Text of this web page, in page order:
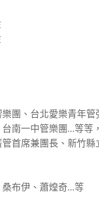
團、台北愛樂青年
南一中管樂團…等等
首席兼團長、新竹
桑布伊、蕭煌奇…等